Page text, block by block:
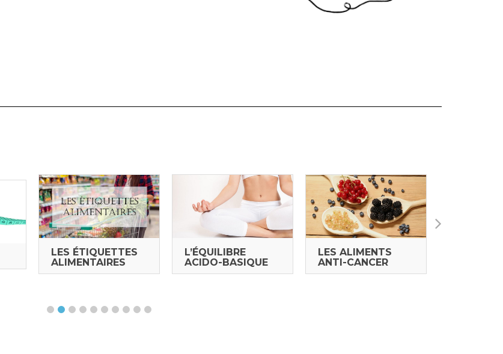
LES ÉTIQUETTES
ALIMENTAIRES
L’ÉQUILIBRE
ACIDO-BASIQUE
LES ALIMENTS
ANTI-CANCER